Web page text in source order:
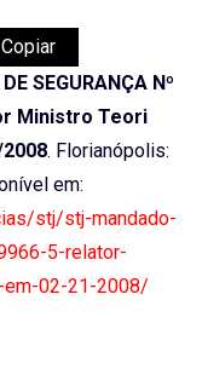
Copiar
SEGURANÇA Nº
Ministro Teori
. Florianópolis:
em:
stj/stj-mandado-
5-relator-
em-02-21-2008/